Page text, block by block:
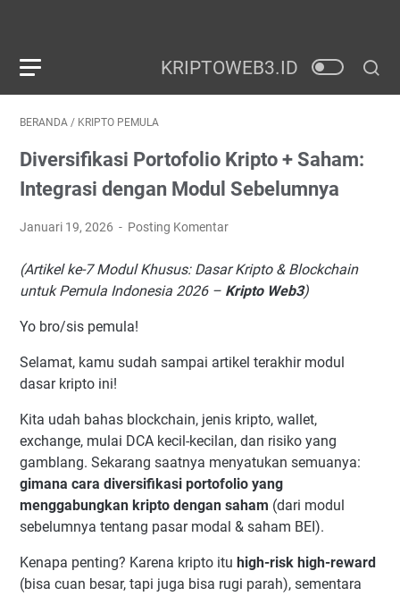
BERANDA / KRIPTO PEMULA
Diversifikasi Portofolio Kripto + Saham:
Integrasi dengan Modul Sebelumnya
Januari 19, 2026 Posting Komentar
(Artikel ke-7 Modul Khusus: Dasar Kripto & Blockchain
untuk Pemula Indonesia 2026 – Kripto Web3)
Yo bro/sis pemula!
Selamat, kamu sudah sampai artikel terakhir modul
dasar kripto ini!
Kita udah bahas blockchain, jenis kripto, wallet,
exchange, mulai DCA kecil-kecilan, dan risiko yang
gamblang. Sekarang saatnya menyatukan semuanya:
gimana cara diversifikasi portofolio yang
menggabungkan kripto dengan saham (dari modul
sebelumnya tentang pasar modal & saham BEI).
Kenapa penting? Karena kripto itu high-risk high-reward
(bisa cuan besar, tapi juga bisa rugi parah), sementara